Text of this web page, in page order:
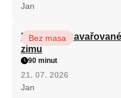
Jan
Babiččino
zimu
Bez masa
90 minut
21. 07. 2026
Jan